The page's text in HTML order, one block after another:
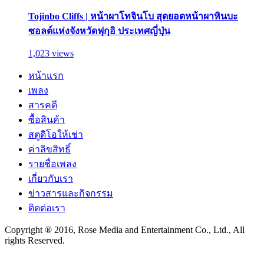
Tojinbo Cliffs | หน้าผาโทจินโบ สุดยอดหน้าผาหินบะ
ซอลต์แห่งจังหวัดฟุกุอิ ประเทศญี่ปุ่น
1,023 views
หน้าแรก
เพลง
สารคดี
ซื้อสินค้า
สตูดิโอให้เช่า
ค่าลิขสิทธิ์
รายชื่อเพลง
เกี่ยวกับเรา
ข่าวสารและกิจกรรม
ติดต่อเรา
Copyright ® 2016, Rose Media and Entertainment Co., Ltd., All
rights Reserved.